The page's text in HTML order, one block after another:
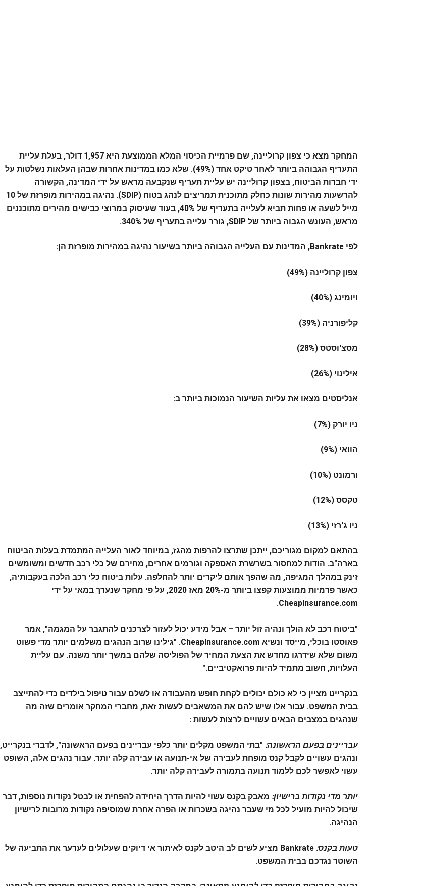
המחקר מצא כי צפון קרוליינה, שם פרמיית הכיסוי המלא הממוצעת היא 1,957 דולר, בעלת עליית
התעריף הגבוהה ביותר לאחר טיקט אחד (49%). שלא כמו במדינות אחרות שבהן העלאות נשלטות על
ידי חברות הביטוח, בצפון קרוליינה יש עליית תעריף שנקבעה מראש על ידי המדינה, הקשורה
להרשעות מהירות שונות כחלק מתוכנית תמריצים לנהג בטוח (SDIP). נהיגה במהירות מופרזת של 10
מייל לשעה או פחות תביא לעלייה בתעריף של 40%, בעוד שעיסוק במרוצי כבישים מהירים מתוכננים
מראש, העונש הגבוה ביותר של SDIP, גורר עלייה בתעריף של 340%.
לפי Bankrate, המדינות עם העלייה הגבוהה ביותר בשיעור נהיגה במהירות מופרזת הן:
צפון קרוליינה (49%)
ויומינג (40%)
קליפורניה (39%)
מסצ'וסטס (28%)
אילינוי (26%)
אנליסטים מצאו את עליות השיעור הנמוכות ביותר ב:
ניו יורק (7%)
הוואי (9%)
ורמונט (10%)
טקסס (12%)
ניו ג'רזי (13%)
בהתאם למקום מגוריכם, ייתכן שתרצו להרפות מהגז, במיוחד לאור העלייה המתמדת בעלות הביטוח
בארה"ב. הודות למחסור בשרשרת האספקה וגורמים אחרים, מחירם של כלי רכב חדשים ומשומשים
זינק במהלך המגיפה, מה שהפך אותם ליקרים יותר להחלפה. עלות ביטוח כלי רכב הלכה בעקבותיה,
כאשר פרמיות ממוצעות קפצו ביותר מ-20% מאז 2020, על פי מחקר שנערך במאי על ידי
CheapInsurance.com.
"ביטוח רכב לא הולך ונהיה זול יותר – אבל מידע יכול לעזור לצרכנים להתגבר על המגמה", אמר
פאוסטו בוכלי, מייסד ונשיא CheapInsurance.com. "גילינו שרוב הנהגים משלמים יותר מדי פשוט
משום שלא שידרגו מחדש את הצעת המחיר של הפוליסה שלהם במשך יותר משנה. עם עליית
העלויות, חשוב מתמיד להיות פרואקטיביים."
בנקרייט מציין כי לא כולם יכולים לקחת חופש מהעבודה או לשלם עבור טיפול בילדים כדי להתייצב
בבית המשפט. עבור אלו שיש להם את המשאבים לעשות זאת, מחברי המחקר אומרים שזה מה
שנהגים במצבים הבאים עשויים לרצות לעשות :
עבריינים בפעם הראשונה: "בתי המשפט מקלים יותר כלפי עבריינים בפעם הראשונה", לדברי בנקרייט,
ונהגים עשויים לקבל קנס מופחת לעבירה של אי-תנועה או עבירה קלה יותר. עבור נהגים אלה, השופט
עשוי לאפשר לכם ללמוד תנועה בתמורה לעבירה קלה יותר.
יותר מדי נקודות ברישיון: מאבק בקנס עשוי להיות הדרך היחידה להפחית או לבטל נקודות נוספות, דבר
שיכול להיות מועיל לכל מי שעבר נהיגה בשכרות או הפרה אחרת שמוסיפה נקודות מרובות לרישיון
הנהיגה.
טעות בקנס:
Bankrate מציע לשים לב היטב לקנס לאיתור אי דיוקים שעלולים לערער את התביעה של
השוטר נגדכם בבית המשפט.